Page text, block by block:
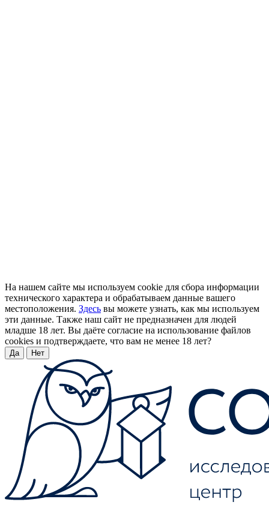
На нашем сайте мы используем cookie для сбора информации
технического характера и обрабатываем данные вашего
местоположения. Здесь вы можете узнать, как мы используем
эти данные. Также наш сайт не предназначен для людей
младше 18 лет. Вы даёте согласие на использование файлов
cookies и подтверждаете, что вам не менее 18 лет?
Да Нет